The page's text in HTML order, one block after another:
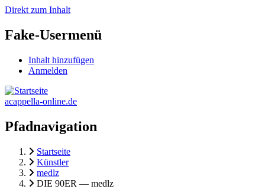
Direkt zum Inhalt
Fake-Usermenü
Inhalt hinzufügen
Anmelden
acappella-online.de
Pfadnavigation
Startseite
Künstler
medlz
DIE 90ER — medlz